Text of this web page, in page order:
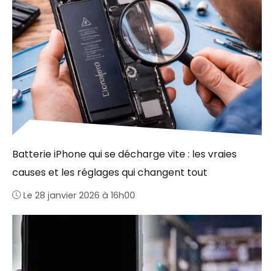
Batterie iPhone qui se décharge vite : les vraies
causes et les réglages qui changent tout
Le 28 janvier 2026 à 16h00